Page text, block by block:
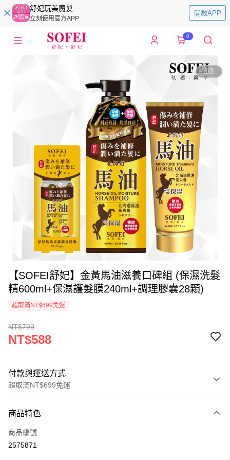
舒妃玩美魔髮
立刻使用官方APP
開啟APP
0
1/2
【SOFEI舒妃】金黃馬油滋養口碑組 (保濕洗髮
精600ml+保濕護髮膜240ml+調理膠囊28顆)
超取滿NT$699免運
NT$799
NT$588
付款與運送方式
超取滿NT$699免運
信用卡一次付款
超商取貨付款
商品特色
商品編號
2575871